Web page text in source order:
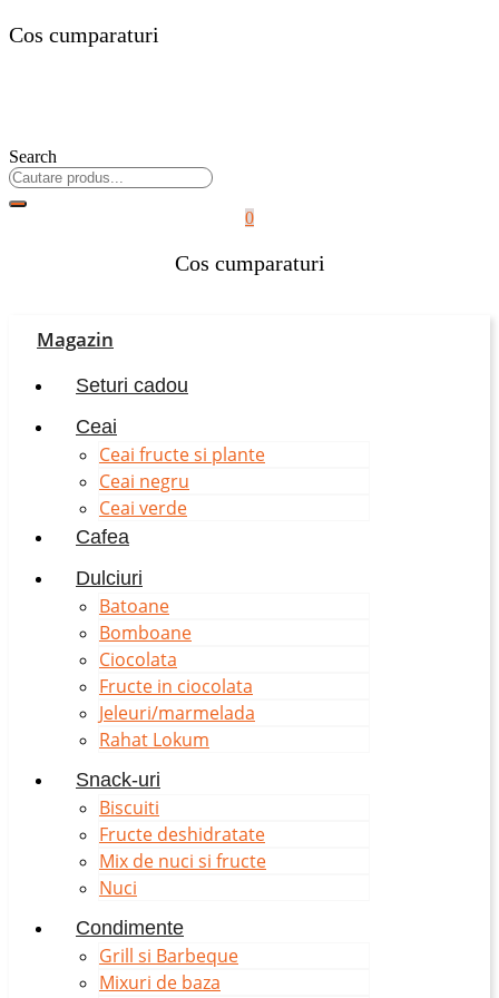
Cos cumparaturi
Search
0
Cos cumparaturi
Magazin
Seturi cadou
Ceai
Ceai fructe si plante
Ceai negru
Ceai verde
Cafea
Dulciuri
Batoane
Bomboane
Ciocolata
Fructe in ciocolata
Jeleuri/marmelada
Rahat Lokum
Snack-uri
Biscuiti
Fructe deshidratate
Mix de nuci si fructe
Nuci
Condimente
Grill si Barbeque
Mixuri de baza